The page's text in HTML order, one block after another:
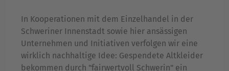
In Kooperationen mit dem Einzelhandel in der
Schweriner Innenstadt sowie hier ansässigen
Unternehmen und Initiativen verfolgen wir eine
wirklich nachhaltige Idee: Gespendete Altkleider
bekommen durch "fairwertvoll Schwerin" ein